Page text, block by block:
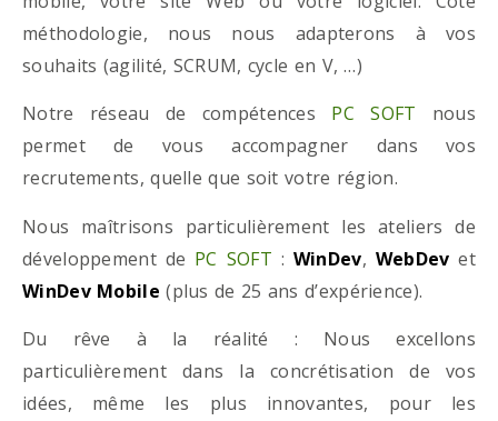
méthodologie, nous nous adapterons à vos
souhaits (agilité, SCRUM, cycle en V, …)
Notre réseau de compétences PC SOFT nous
permet de vous accompagner dans vos
recrutements, quelle que soit votre région.
Nous maîtrisons particulièrement les ateliers de
développement de PC SOFT : WinDev, WebDev et
WinDev Mobile (plus de 25 ans d’expérience).
Du rêve à la réalité : Nous excellons
particulièrement dans la concrétisation de vos
idées, même les plus innovantes, pour les